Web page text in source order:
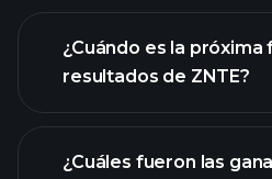
los
de ZNTE
¿Cuándo es la próxima
resultados de ZNTE?
¿Cuáles fueron las